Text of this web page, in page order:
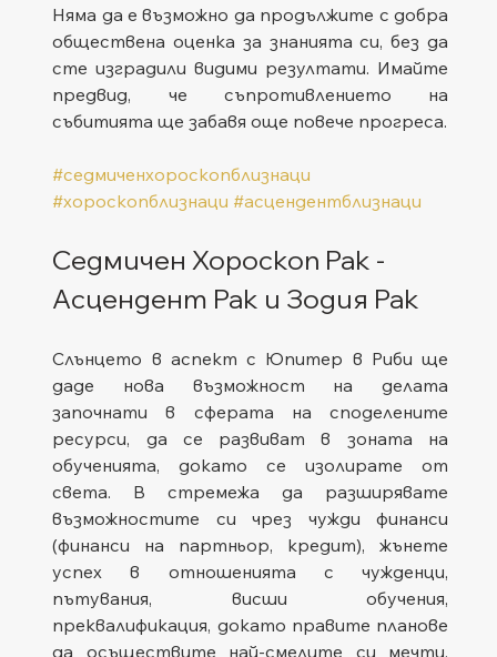
Няма да е възможно да продължите с добра
обществена оценка за знанията си, без да
сте изградили видими резултати. Имайте
предвид, че съпротивлението на
#седмиченхороскопблизнаци
#хороскопблизнаци #асцендентблизнаци
Седмичен Хороскоп Рак -
Асцендент Рак и Зодия Рак
Слънцето в аспект с Юпитер в Риби ще
даде нова възможност на делата
започнати в сферата на споделените
ресурси, да се развиват в зоната на
обученията, докато се изолирате от
света. В стремежа да разширявате
възможностите си чрез чужди финанси
(финанси на партньор, кредит), жънете
успех в отношенията с чужденци,
пътувания, висши обучения,
преквалификация, докато правите планове
да осъществите най-смелите си мечти.